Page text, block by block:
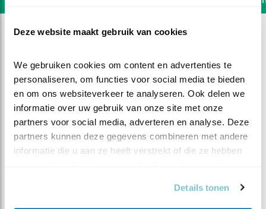
Deze website maakt gebruik van cookies
We gebruiken cookies om content en advertenties te
personaliseren, om functies voor social media te bieden
en om ons websiteverkeer te analyseren. Ook delen we
informatie over uw gebruik van onze site met onze
partners voor social media, adverteren en analyse. Deze
partners kunnen deze gegevens combineren met andere
informatie die u aan ze heeft verstrekt of die ze hebben
Details tonen